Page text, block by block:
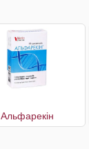
Альфарекін